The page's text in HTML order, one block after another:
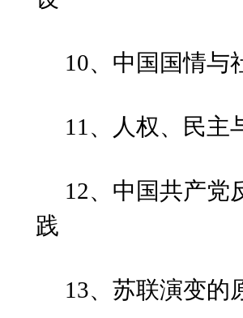
10、中国国情与
11、人权、民主
12、中国共产党
践
13、苏联演变的